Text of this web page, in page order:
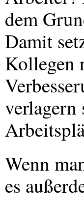
dem
Damit
Kollegen
Wenn
es